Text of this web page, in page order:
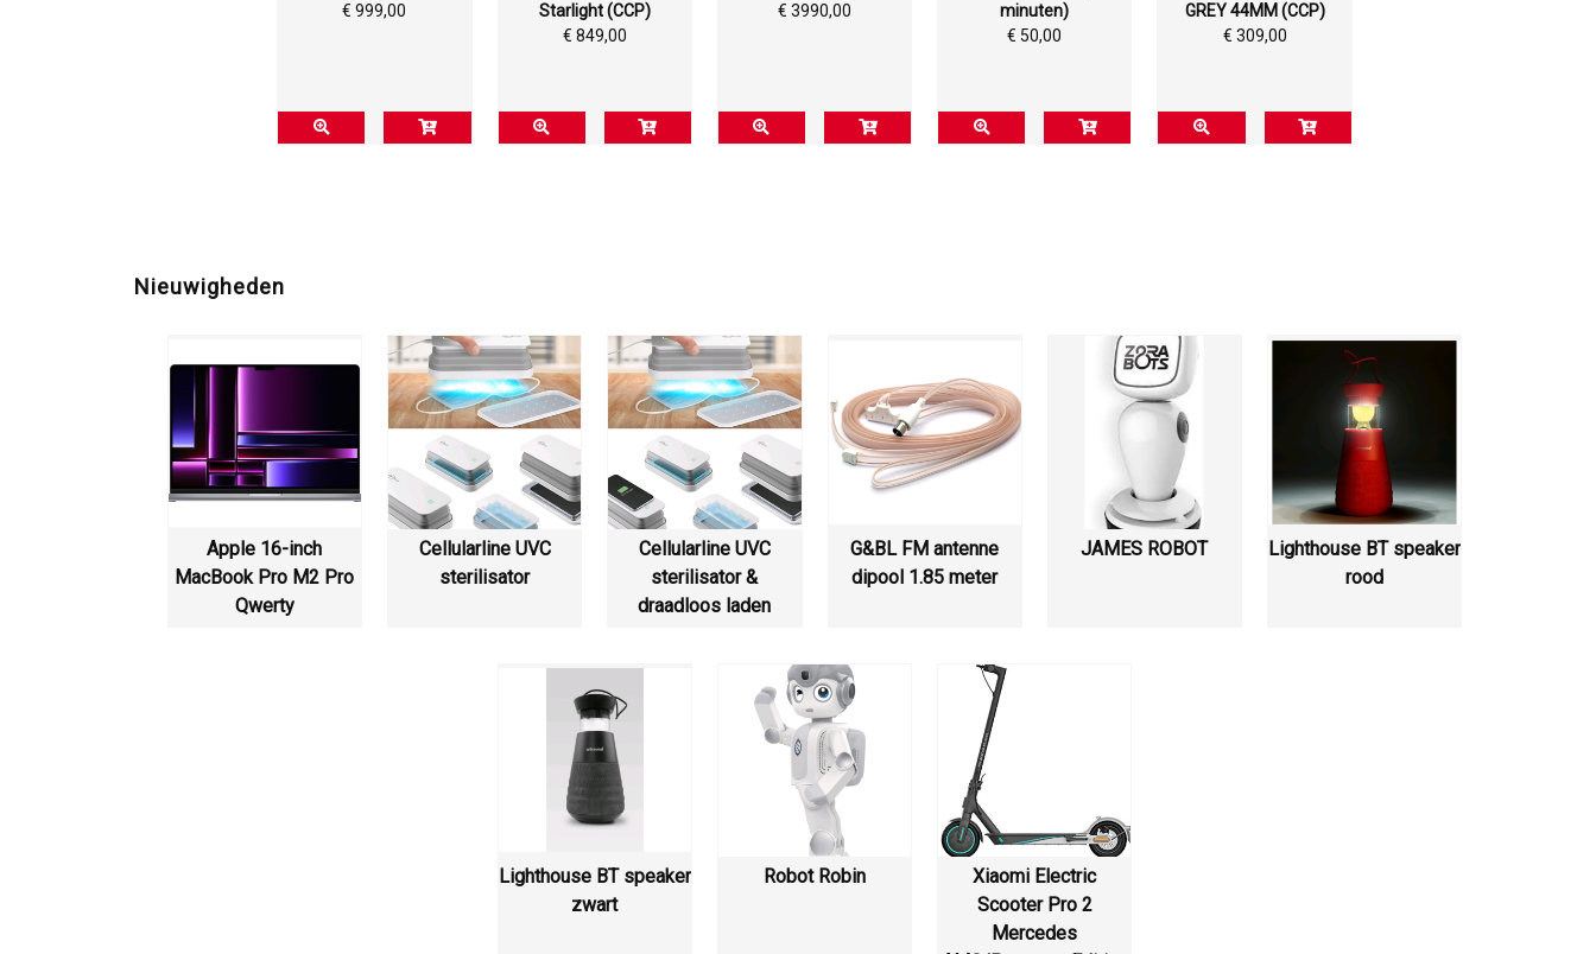
€ 999,00
Starlight (CCP)
€ 849,00
€ 3990,00
minuten)
€ 50,00
GREY 44MM (CCP)
€ 309,00
Nieuwigheden
Apple 16-inch
MacBook Pro M2 Pro
Qwerty
Cellularline UVC
sterilisator
Cellularline UVC
sterilisator &
draadloos laden
G&BL FM antenne
dipool 1.85 meter
JAMES ROBOT
Lighthouse BT speaker
rood
Lighthouse BT speaker
zwart
Robot Robin
Xiaomi Electric
Scooter Pro 2
Mercedes